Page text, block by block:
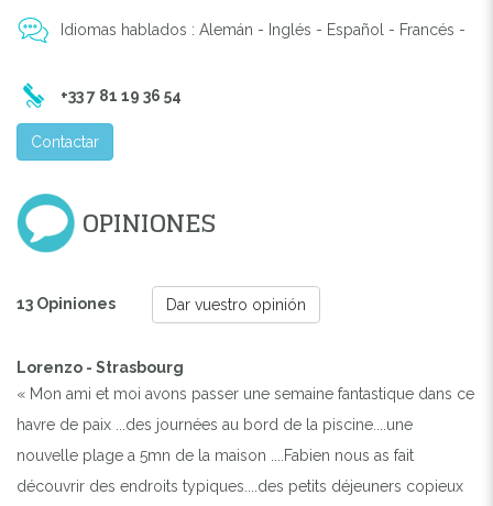
Idiomas hablados : Alemán - Inglés - Español - Francés -
+33 7 81 19 36 54
Contactar
OPINIONES
13 Opiniones Dar vuestro opinión
Lorenzo - Strasbourg
« Mon ami et moi avons passer une semaine fantastique dans ce
havre de paix ...des journées au bord de la piscine....une
nouvelle plage a 5mn de la maison ....Fabien nous as fait
découvrir des endroits typiques....des petits déjeuners copieux